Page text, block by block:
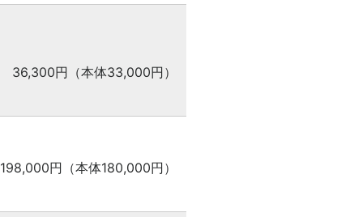
36,300円（本体33,000円）
198,000円（本体180,000円）